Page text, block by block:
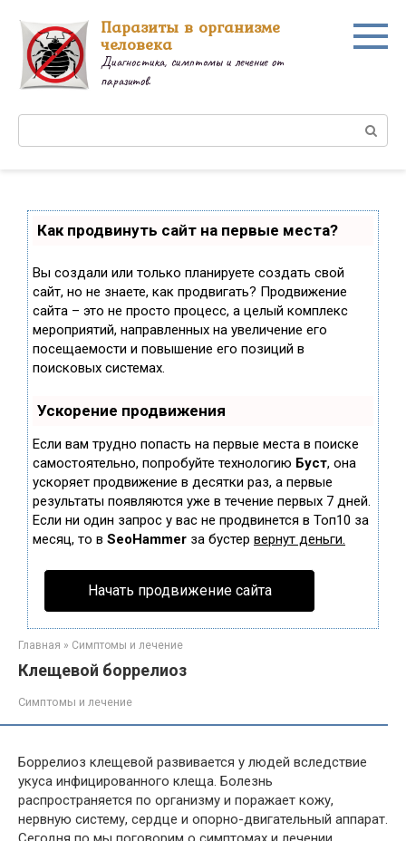
контенту
Паразиты в организме
человека
Диагностика, симптомы и лечение от
паразитов.
Как продвинуть сайт на первые места?
Вы создали или только планируете создать свой
сайт, но не знаете, как продвигать? Продвижение
сайта – это не просто процесс, а целый комплекс
мероприятий, направленных на увеличение его
посещаемости и повышение его позиций в
поисковых системах.
Ускорение продвижения
Если вам трудно попасть на первые места в поиске
самостоятельно, попробуйте технологию Буст, она
ускоряет продвижение в десятки раз, а первые
результаты появляются уже в течение первых 7 дней.
Если ни один запрос у вас не продвинется в Топ10 за
месяц, то в SeoHammer за бустер вернут деньги.
Начать продвижение сайта
Главная » Симптомы и лечение
Клещевой боррелиоз
Симптомы и лечение
Боррелиоз клещевой развивается у людей вследствие
укуса инфицированного клеща. Болезнь
распространяется по организму и поражает кожу,
нервную систему, сердце и опорно-двигательный аппарат.